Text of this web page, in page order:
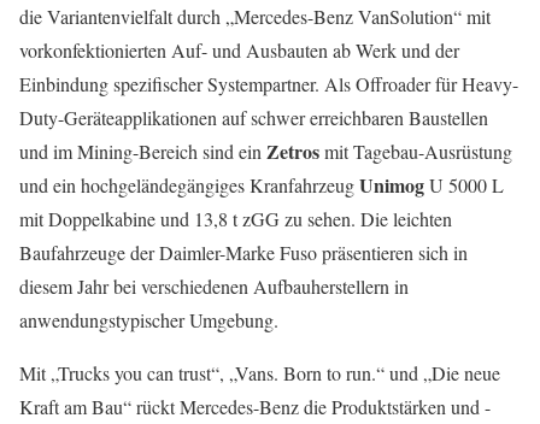
die Variantenvielfalt durch „Mercedes-Benz VanSolution“ mit
vorkonfektionierten Auf- und Ausbauten ab Werk und der
Einbindung spezifischer Systempartner. Als Offroader für Heavy-
Duty-Geräteapplikationen auf schwer erreichbaren Baustellen
und im Mining-Bereich sind ein Zetrosmit Tagebau-Ausrüstung
und ein hochgeländegängiges KranfahrzeugUnimogU 5000 L
mit Doppelkabine und 13,8 t zGG zu sehen. Die leichten
Baufahrzeuge der Daimler-Marke Fuso präsentieren sich in
diesem Jahr bei verschiedenen Aufbauherstellern in
anwendungstypischer Umgebung.
Mit „Trucks you can trust“, „Vans. Born to run.“ und „Die neue
Kraft am Bau“ rückt Mercedes-Benz die Produktstärken und -